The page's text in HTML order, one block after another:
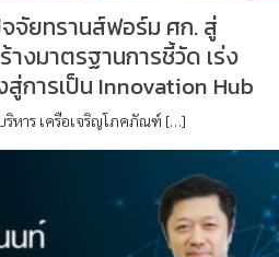
จัยทรานส์ฟอร์ม ศก. สู่
างมาตรฐานการชี้วัด เร่ง
ารเป็น Innovation Hub
หาร เครือเจริญโภคภัณฑ์ […]